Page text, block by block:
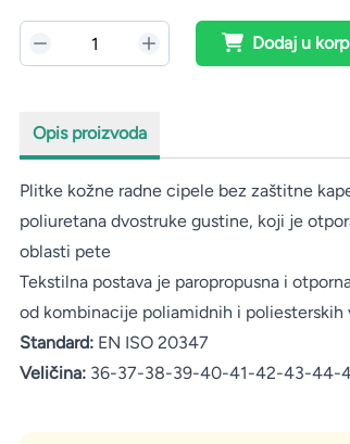
Dodaj u
Opis proizvoda
Plitke kožne radne cipele bez zaštitne
poliuretana dvostruke gustine, koji je
oblasti pete
Tekstilna postava je paropropusna i
od kombinacije poliamidnih i poliesterskih
Standard: EN ISO 20347
Veličina: 36-37-38-39-40-41-42-43-44-